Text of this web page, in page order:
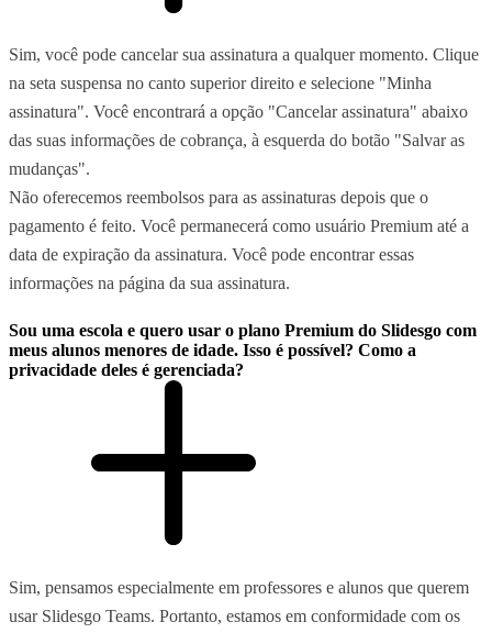
Sim, você pode cancelar sua assinatura a qualquer momento. Clique
na seta suspensa no canto superior direito e selecione "Minha
assinatura". Você encontrará a opção "Cancelar assinatura" abaixo
das suas informações de cobrança, à esquerda do botão "Salvar as
mudanças".
Não oferecemos reembolsos para as assinaturas depois que o
pagamento é feito. Você permanecerá como usuário Premium até a
data de expiração da assinatura. Você pode encontrar essas
informações na página da sua assinatura.
Sou uma escola e quero usar o plano Premium do Slidesgo com
meus alunos menores de idade. Isso é possível? Como a
privacidade deles é gerenciada?
Sim, pensamos especialmente em professores e alunos que querem
usar Slidesgo Teams. Portanto, estamos em conformidade com os